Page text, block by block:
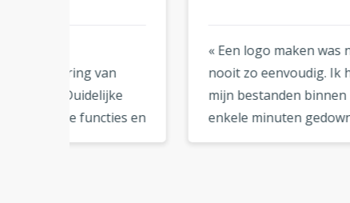
« Een logo maken was nog
nooit zo eenvoudig. Ik had
mijn bestanden binnen
enkele minuten gedownload
en kon ze meteen
«